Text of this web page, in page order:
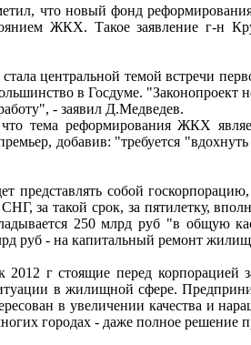
что новый фонд
ЖКХ. Такое заявление г-н
стала центральной темой встречи
в Госдуме. "Законопроект
- заявил Д.Медведев.
тема реформирования ЖКХ
добавив: "требуется
представлять собой
за такой срок, за пятилетку,
250 млрд руб "в общую
руб - на капитальный ремонт
2012 г стоящие перед
в жилищной сфере.
в увеличении качества и
городах - даже полное